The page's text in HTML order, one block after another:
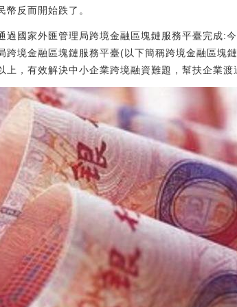
幣反而開始跌了。
過國家外匯管理局跨境金融區塊鏈服務平臺完成:
跨境金融區塊鏈服務平臺(以下簡稱跨境金融區塊
上，有效解決中小企業跨境融資難題，幫扶企業